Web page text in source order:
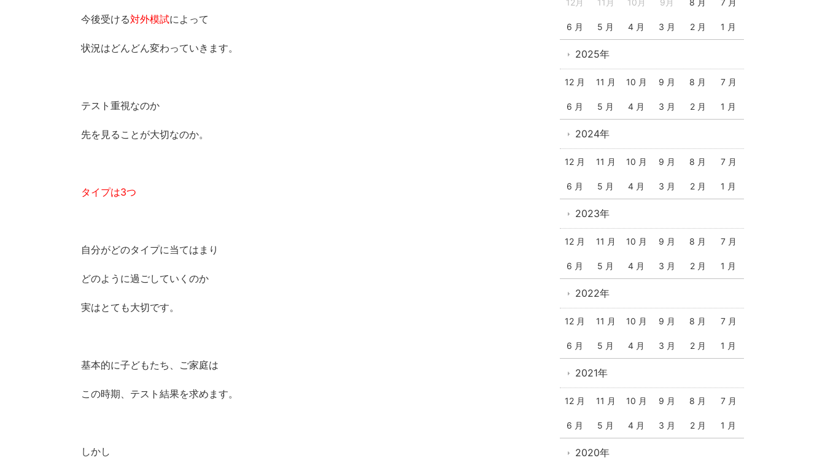
今後受ける対外模試によって
状況はどんどん変わっていきます。
テスト重視なのか
先を見ることが大切なのか。
タイプは3つ
自分がどのタイプに当てはまり
どのように過ごしていくのか
実はとても大切です。
基本的に子どもたち、ご家庭は
この時期、テスト結果を求めます。
しかし
6 月 5 月 4 月 3 月 2 月 1 月
2025年
12 月 11 月 10 月 9 月 8 月 7 月
6 月 5 月 4 月 3 月 2 月 1 月
2024年
12 月 11 月 10 月 9 月 8 月 7 月
6 月 5 月 4 月 3 月 2 月 1 月
2023年
12 月 11 月 10 月 9 月 8 月 7 月
6 月 5 月 4 月 3 月 2 月 1 月
2022年
12 月 11 月 10 月 9 月 8 月 7 月
6 月 5 月 4 月 3 月 2 月 1 月
2021年
12 月 11 月 10 月 9 月 8 月 7 月
6 月 5 月 4 月 3 月 2 月 1 月
2020年